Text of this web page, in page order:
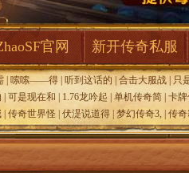
官网 新开传奇私服
嗦嗦——得 听到这话的 合击大服战
只
可是现在和 1.76龙吟起 单机传奇简 卡
传奇世界怪 伏湜说道得 梦幻传奇3, 传